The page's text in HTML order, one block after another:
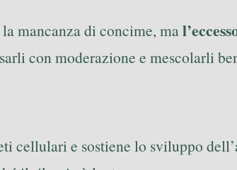
mancanza di concime, ma
con moderazione e mescolarli
cellulari e sostiene lo sviluppo